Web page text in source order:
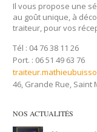
Il vous propose une
au goût unique, à
traiteur, pour vos
Tél : 04 76 38 11 26
Port. : 06 51 49 63 76
46, Grande Rue, Saint
NOS ACTUALITÉS